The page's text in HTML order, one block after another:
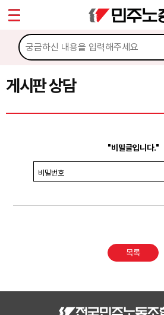
게시판 상담
"비밀글입니다."
비밀번호
목록
마이페이지
소개
소식
노동상담
권리찾기수첩 검색
찾아보기
Sketchbook5, 스
Sketchbook5, 스케